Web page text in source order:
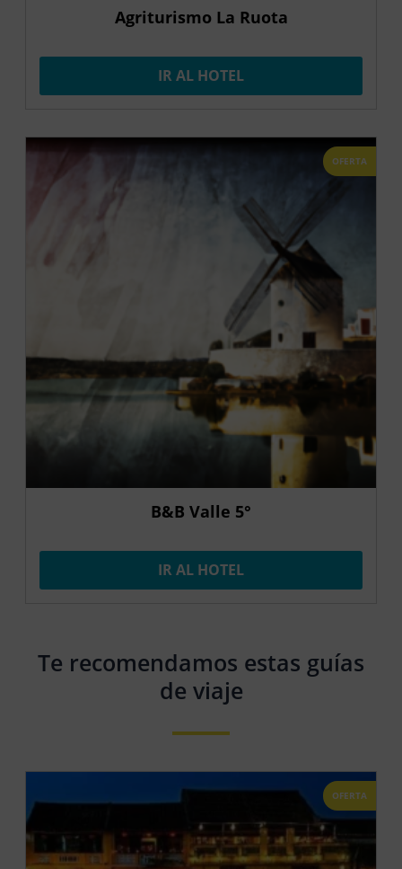
Agriturismo La Ruota
IR AL HOTEL
OFERTA
B&B Valle 5°
IR AL HOTEL
Te recomendamos estas guías
de viaje
OFERTA